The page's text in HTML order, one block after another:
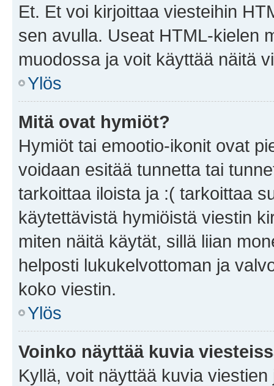
Et. Et voi kirjoittaa viesteihin
sen avulla. Useat HTML-kielen
muodossa ja voit käyttää näitä
Ylös
Mitä ovat hymiöt?
Hymiöt tai emootio-ikonit ovat
voidaan esitää tunnetta tai
tarkoittaa iloista ja :( tarkoittaa
käytettävistä hymiöistä viestin
miten näitä käytät, sillä liian
helposti lukukelvottoman ja
koko viestin.
Ylös
Voinko näyttää kuvia
Kyllä, voit näyttää kuvia